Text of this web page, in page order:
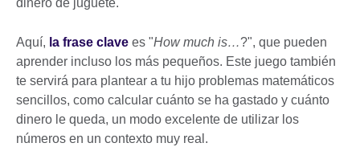
dinero de juguete.
Aquí, la frase clave es "How much is…?", que pueden
aprender incluso los más pequeños. Este juego también
te servirá para plantear a tu hijo problemas matemáticos
sencillos, como calcular cuánto se ha gastado y cuánto
dinero le queda, un modo excelente de utilizar los
números en un contexto muy real.